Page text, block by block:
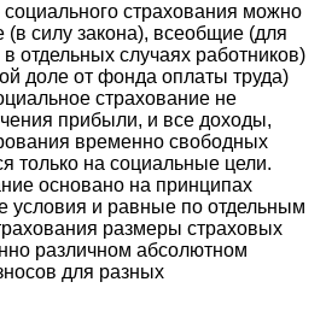
страхования можно
(в силу закона), всеобщие (для
отдельных случаях работников)
доле от фонда оплаты труда)
страхование не
прибыли, и все доходы,
временно свободных
только на социальные цели.
основано на принципах
условия и равные по отдельным
размеры страховых
различном абсолютном
для разных